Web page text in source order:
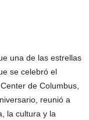
una de las estrellas
se celebró el
de Columbus,
reunió a
la cultura y la